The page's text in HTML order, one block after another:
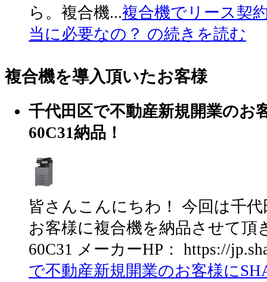
ら。複合機...複合機でリース契
当に必要なの？ の続きを読む
複合機を導入頂いたお客様
千代田区で不動産新規開業のお
60C31納品！
皆さんこんにちわ！ 今回は千
お客様に複合機を納品させて頂
60C31 メーカーHP： https://
で不動産新規開業のお客様に